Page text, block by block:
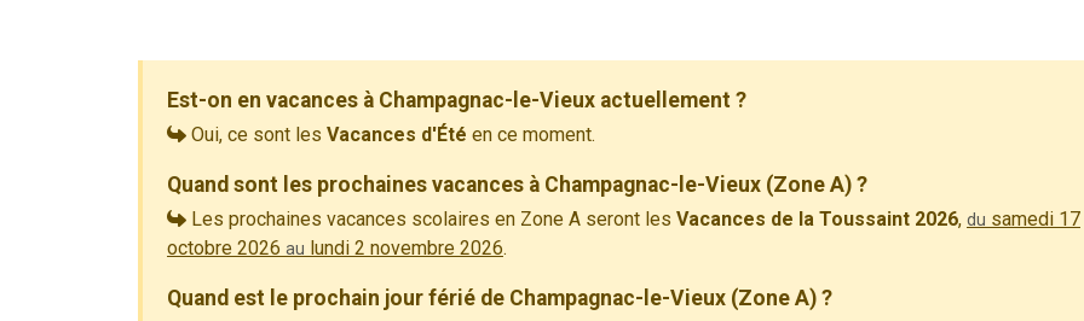
Est-on en vacances à Champagnac-le-Vieux actuellement ?
Oui, ce sont les Vacances d'Été en ce moment.
Quand sont les prochaines vacances à Champagnac-le-Vieux (Zone A) ?
Les prochaines vacances scolaires en Zone A seront les Vacances de la Toussaint 2026, du samedi 17
octobre 2026 au lundi 2 novembre 2026.
Quand est le prochain jour férié de Champagnac-le-Vieux (Zone A) ?